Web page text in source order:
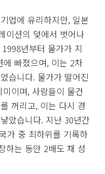
업에 유리하지만, 일본
이션의 덫에서 벗어나
년부터 물가가 지
빠졌으며, 이는 2차
습니다. 물가가 떨어진
이며, 사람들이 물건
꺼리고, 이는 다시 경
았습니다. 지난 30년간
가 중 최하위를 기록하
하는 동안 2배도 채 성